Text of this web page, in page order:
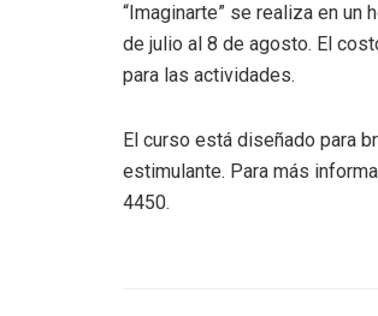
“Imaginarte” se realiza en un
de julio al 8 de agosto. El
para las actividades.
El curso está diseñado para
estimulante. Para más
4450.